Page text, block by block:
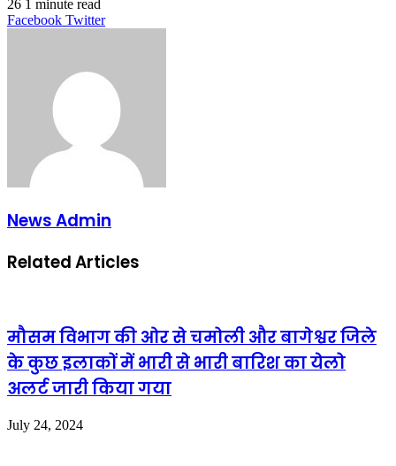
26 1 minute read
Facebook TwitterLinkedIn
Tumblr
Pinterest
Reddit
VKontakte
Share
Print
News Admin
Related Articles
मौसम विभाग की ओर से चमोली और बागेश्वर जिले
के कुछ इलाकों में भारी से भारी बारिश का येलो
अलर्ट जारी किया गया
July 24, 2024